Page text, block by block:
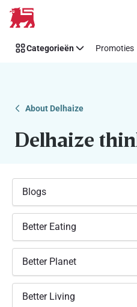
Overslaan
Makkelijk
Think
steunenCategorieën Promoties
About Delhaize
Delhaize
Blogs
Better Eating
Better Planet
Better Living